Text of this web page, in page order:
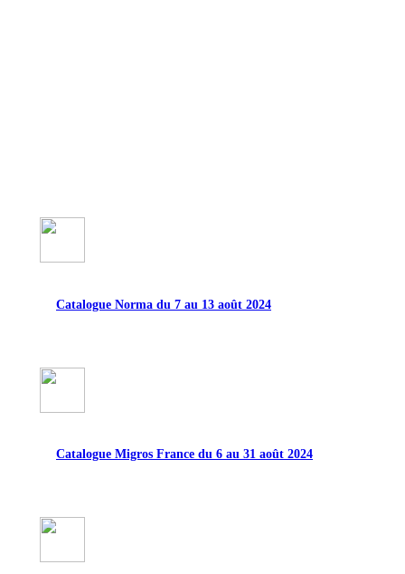
Catalogue Norma du 7 au 13 août 2024
Catalogue Migros France du 6 au 31 août 2024